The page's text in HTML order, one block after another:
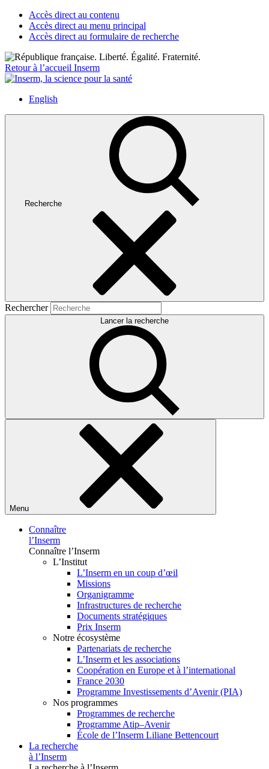
Accès direct au contenu
Accès direct au menu principal
Accès direct au formulaire de recherche
Retour à l’accueil Inserm
English
Recherche
Rechercher
Lancer la recherche
Menu
Connaître
l’Inserm
Connaître l’Inserm
L’Institut
L’Inserm en un coup d’œil
Missions
Organigramme
Infrastructures de recherche
Documents stratégiques
Prix Inserm
Notre écosystème
Partenariats de recherche
L’Inserm et les associations
Coopération en Europe et à l’international
France 2030
Programme Investissements d’Avenir (PIA)
Nos programmes
Programmes de recherche
Programme Atip–Avenir
École de l’Inserm Liliane Bettencourt
La recherche
à l’Inserm